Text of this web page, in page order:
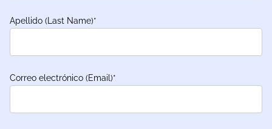
Apellido (Last Name)*
Correo electrónico (Email)*